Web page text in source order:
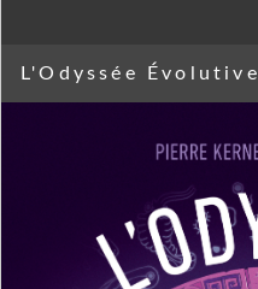
L'Odyssée Évolutive